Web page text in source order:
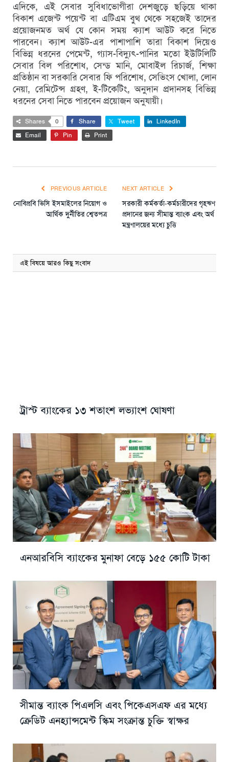
এদিকে, এই সেবার সুবিধাভোগীরা দেশজুড়ে ছড়িয়ে থাকা
বিকাশ এজেন্ট পয়েন্ট বা এটিএম বুথ থেকে সহজেই তাদের
প্রয়োজনমত অর্থ যে কোন সময় ক্যাশ আউট করে নিতে
পারবেন। ক্যাশ আউট-এর পাশাপাশি তারা বিকাশ দিয়েও
বিভিন্ন ধরনের পেমেন্ট, গ্যাস-বিদ্যুৎ-পানির মতো ইউটিলিটি
সেবার বিল পরিশোধ, সেন্ড মানি, মোবাইল রিচার্জ, শিক্ষা
প্রতিষ্ঠান বা সরকারি সেবার ফি পরিশোধ, সেভিংস খোলা, লোন
নেয়া, রেমিটেন্স গ্রহণ, ই-টিকেটিং, অনুদান প্রদানসহ বিভিন্ন
ধরনের সেবা নিতে পারবেন প্রয়োজন অনুযায়ী।
Shares 0 Share Tweet
LinkedIn
Email
Pin Print
PREVIOUS ARTICLE
নোবিপ্রবি ভিসি ইসমাইলের নিয়োগ ও
আর্থিক দুর্নীতির শ্বেতপত্র
NEXT ARTICLE
সরকারী কর্মকর্তা-কর্মচারীদের গৃহঋণ
প্রদানের জন্য সীমান্ত ব্যাংক এবং অর্থ
মন্ত্রণালয়ের মধ্যে চুত্তি
এই বিষয়ে আরও কিছু সংবাদ
ট্রাস্ট ব্যাংকের ১৩ শতাংশ লভ্যাংশ ঘোষণা
এনআরবিসি ব্যাংকের মুনাফা বেড়ে ১৫৫ কোটি টাকা
সীমান্ত ব্যাংক পিএলসি এবং পিকেএসএফ এর মধ্যে
ক্রেডিট এনহ্যান্সমেন্ট স্কিম সংক্রান্ত চুক্তি স্বাক্ষর